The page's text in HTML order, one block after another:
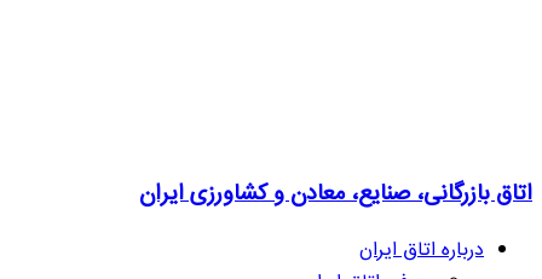
اتاق بازرگانی، صنایع، معادن و کشاورزی ایران
درباره اتاق ایران